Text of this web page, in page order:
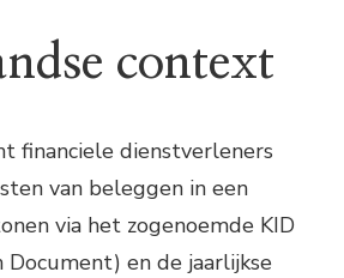
context
financiele dienstverleners
van beleggen in een
via het zogenoemde KID
Document) en de jaarlijkse